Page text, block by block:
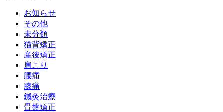
お知らせ
その他
未分類
猫背矯正
産後矯正
肩こり
腰痛
膝痛
鍼灸治療
骨盤矯正